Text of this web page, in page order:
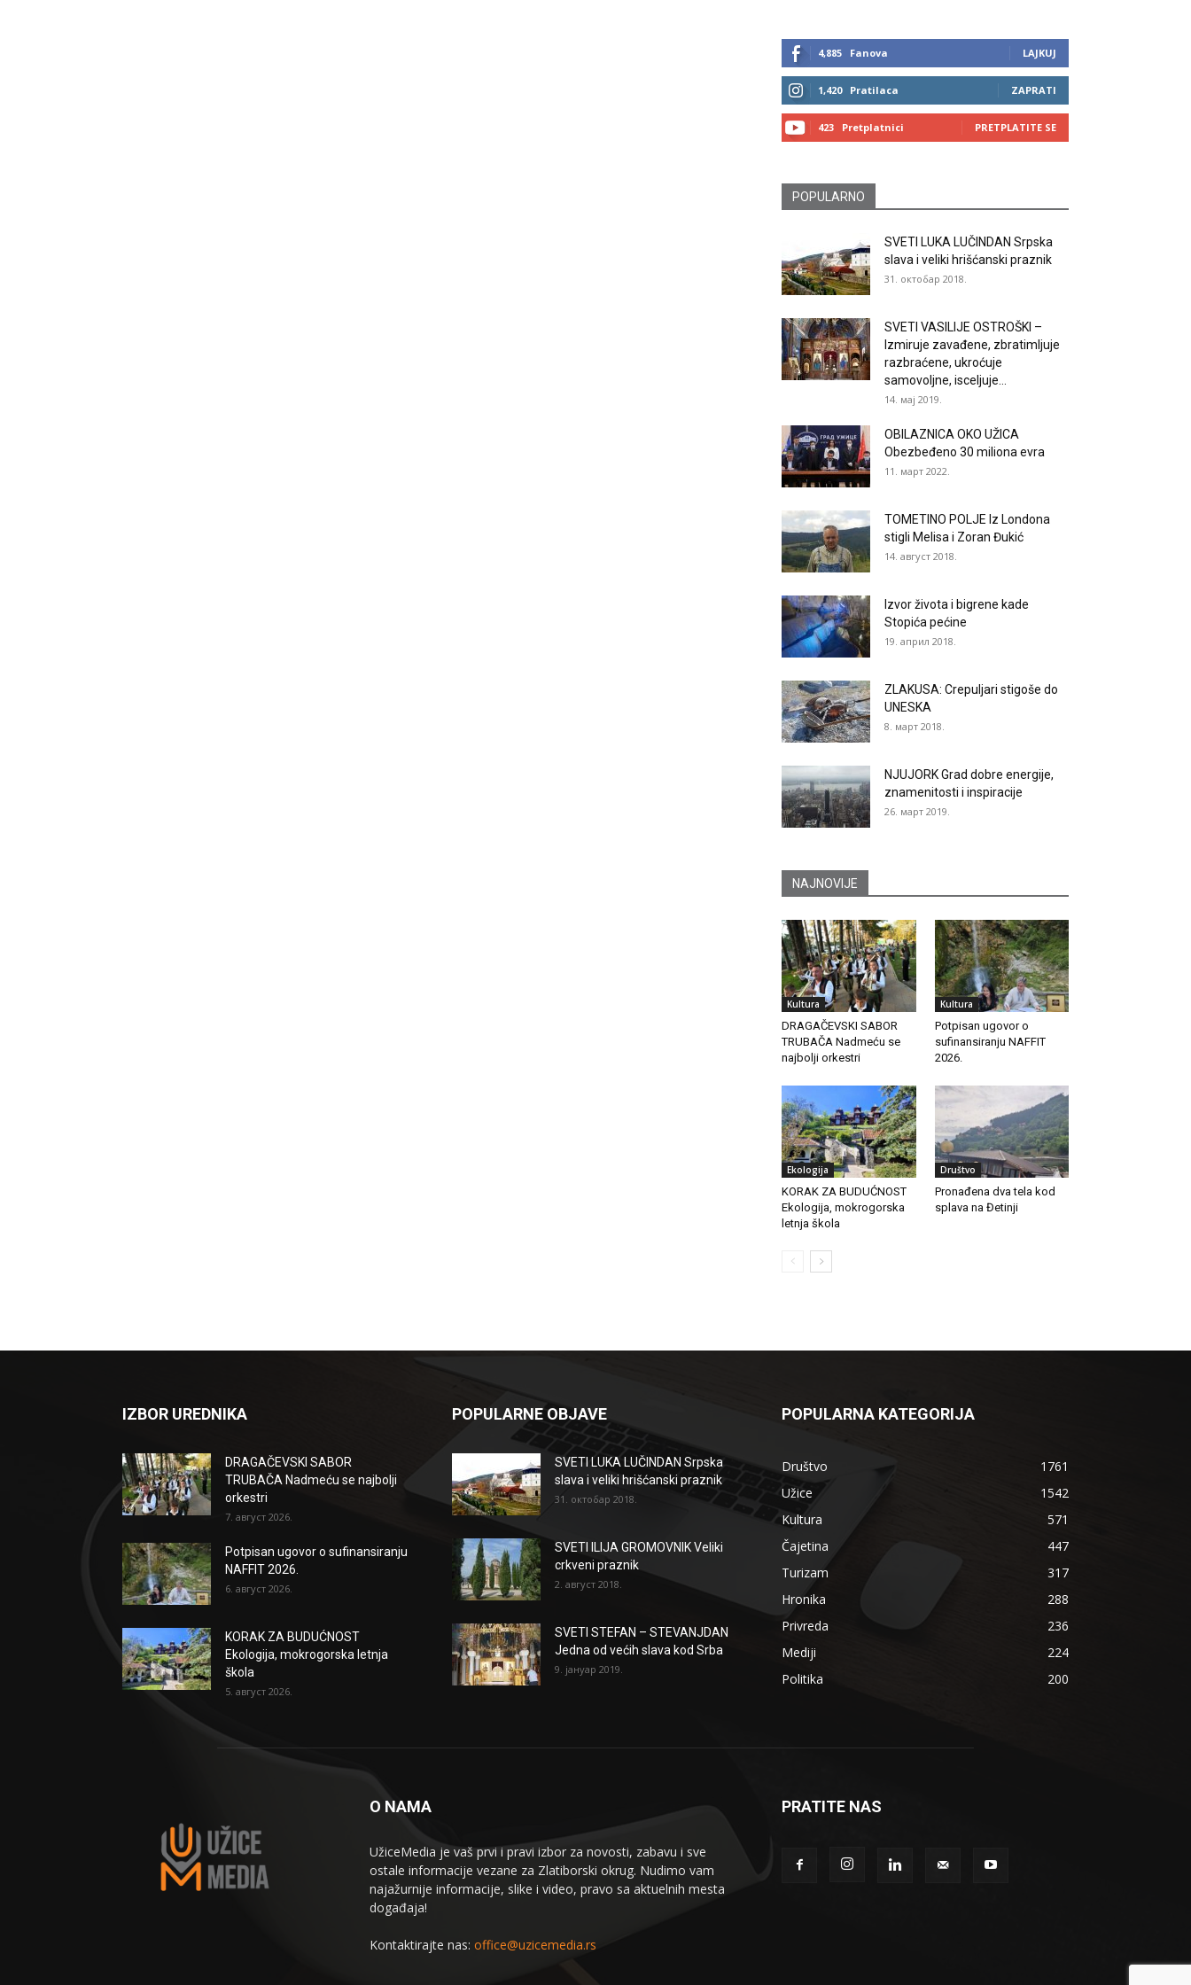
4,885 Fanova LAJKUJ
1,420 Pratilaca ZAPRATI
423 Pretplatnici PRETPLATITE SE
POPULARNO
SVETI LUKA LUČINDAN Srpska
slava i veliki hrišćanski praznik
31. октобар 2018.
SVETI VASILIJE OSTROŠKI –
Izmiruje zavađene, zbratimljuje
razbraćene, ukroćuje
samovoljne, isceljuje...
14. мај 2019.
OBILAZNICA OKO UŽICA
Obezbeđeno 30 miliona evra
11. март 2022.
TOMETINO POLJE Iz Londona
stigli Melisa i Zoran Đukić
14. август 2018.
Izvor života i bigrene kade
Stopića pećine
19. април 2018.
ZLAKUSA: Crepuljari stigoše do
UNESKA
8. март 2018.
NJUJORK Grad dobre energije,
znamenitosti i inspiracije
26. март 2019.
NAJNOVIJE
Kultura
DRAGAČEVSKI SABOR
TRUBAČA Nadmeću se
najbolji orkestri
Kultura
Potpisan ugovor o
sufinansiranju NAFFIT
2026.
Ekologija
KORAK ZA BUDUĆNOST
Ekologija, mokrogorska
letnja škola
Društvo
Pronađena dva tela kod
splava na Đetinji
IZBOR UREDNIKA
DRAGAČEVSKI SABOR
TRUBAČA Nadmeću se najbolji
orkestri
7. август 2026.
Potpisan ugovor o sufinansiranju
NAFFIT 2026.
6. август 2026.
KORAK ZA BUDUĆNOST
Ekologija, mokrogorska letnja
škola
5. август 2026.
POPULARNE OBJAVE
SVETI LUKA LUČINDAN Srpska
slava i veliki hrišćanski praznik
31. октобар 2018.
SVETI ILIJA GROMOVNIK Veliki
crkveni praznik
2. август 2018.
SVETI STEFAN – STEVANJDAN
Jedna od većih slava kod Srba
9. јануар 2019.
POPULARNA KATEGORIJA
Društvo
1761
Užice
1542
Kultura
571
Čajetina
447
Turizam
317
Hronika
288
Privreda
236
Mediji
224
Politika
200
O NAMA
UžiceMedia je vaš prvi i pravi izbor za novosti, zabavu i sve
ostale informacije vezane za Zlatiborski okrug. Nudimo vam
najažurnije informacije, slike i video, pravo sa aktuelnih mesta
događaja!
Kontaktirajte nas: office@uzicemedia.rs
PRATITE NAS